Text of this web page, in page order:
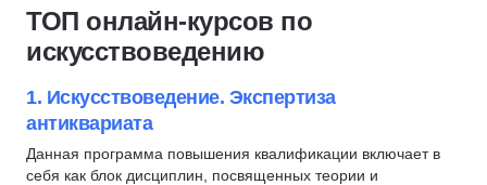
Звукозапись
Обработка изображений
Музыка
Курсы по нейронным сетям
Чтение
Редактура текстов
Видеомонтаж
Телеведущий
Саунд-дизайн
Журналистика
ТОП онлайн-курсов по
искусствоведению
1. Искусствоведение. Экспертиза
антиквариата
Данная программа повышения квалификации включает в
себя как блок дисциплин, посвященных теории и